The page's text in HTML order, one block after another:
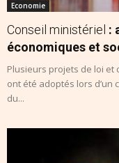
Economie
Conseil ministériel :
économiques et
Plusieurs projets de loi et
ont été adoptés lors d’un
du...